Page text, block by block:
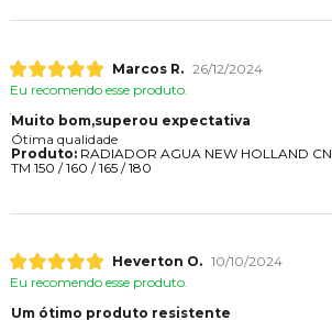
Marcos R. 26/12/2024
Eu recomendo esse produto.
Muito bom,superou expectativa
Ótima qualidade
Produto:RADIADOR AGUA NEW HOLLAND
TM 150 / 160 / 165 / 180
Heverton O. 10/10/2024
Eu recomendo esse produto.
Um ótimo produto resistente